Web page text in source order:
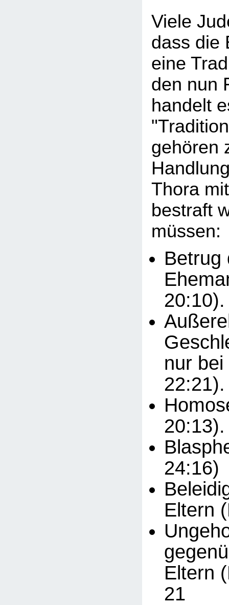
Viele
dass die
eine
den nun
handelt
gehören
Thora
bestraft
müssen:
Betrug
20:10).
nur
22:21).
20:13).
24:16)
Eltern
Eltern
21